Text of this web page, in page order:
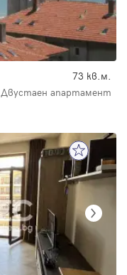
73 кв.м.
Двустаен апартамент